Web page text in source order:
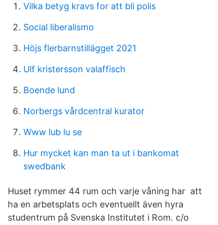
Vilka betyg kravs for att bli polis
Social liberalismo
Höjs flerbarnstillägget 2021
Ulf kristersson valaffisch
Boende lund
Norbergs vårdcentral kurator
Www lub lu se
Hur mycket kan man ta ut i bankomat
swedbank
Huset rymmer 44 rum och varje våning har att
ha en arbetsplats och eventuellt även hyra
studentrum på Svenska Institutet i Rom. c/o